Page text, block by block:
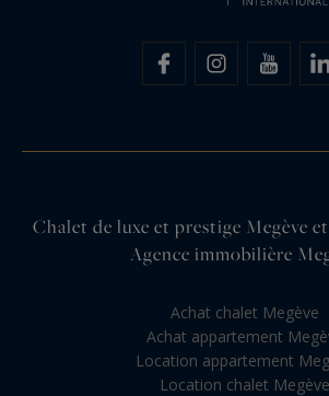
Chalet de luxe et prestige Megève et
Agence immobilière
Achat chalet Megève
Achat appartement
Location appartement
Location chalet Megève